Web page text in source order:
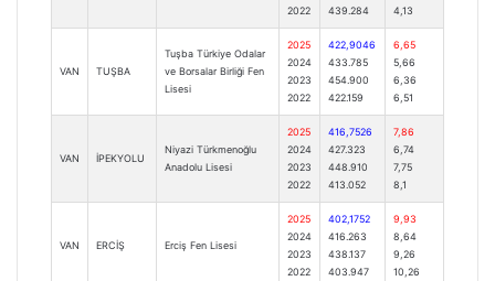
2022
439.284
4,13
VAN TUŞBA
Tuşba Türkiye Odalar
ve Borsalar Birliği Fen
Lisesi
2025
2024
2023
2022
422,9046
433.785
454.900
422.159
6,65
5,66
6,36
6,51
VAN İPEKYOLU
Niyazi Türkmenoğlu
Anadolu Lisesi
2025
2024
2023
2022
416,7526
427.323
448.910
413.052
7,86
6,74
7,75
8,1
VAN ERCİŞ Erciş Fen Lisesi
2025
2024
2023
2022
402,1752
416.263
438.137
403.947
9,93
8,64
9,26
10,26